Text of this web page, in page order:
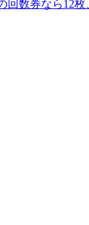
回数券なら12